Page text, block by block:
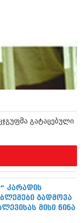
გატაცებული
კარადის
გადმოვა
მისი წინა